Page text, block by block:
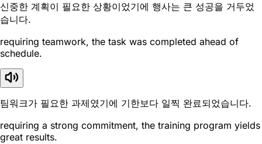
신중한 계획이 필요한 상황이었기에 행사는 큰 성공을 거두었
습니다.
requiring teamwork, the task was completed ahead of
schedule.
팀워크가 필요한 과제였기에 기한보다 일찍 완료되었습니다.
requiring a strong commitment, the training program yields
great results.